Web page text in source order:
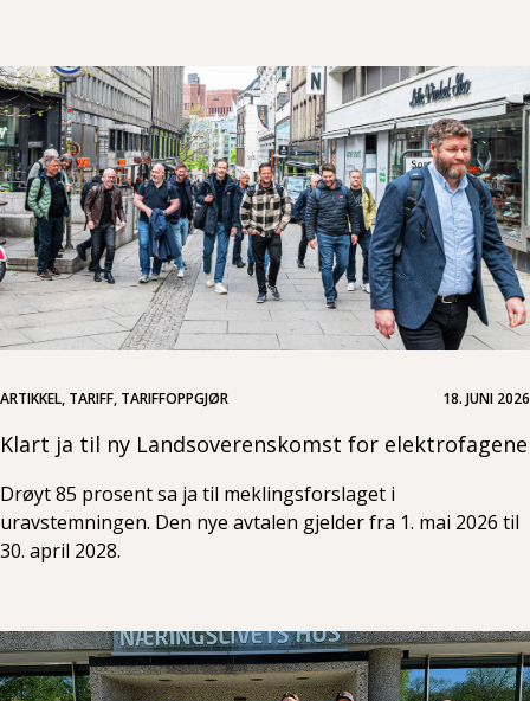
ARTIKKEL, TARIFF, TARIFFOPPGJØR 18. JUNI 2026
Klart ja til ny Landsoverenskomst for elektrofagene
Drøyt 85 prosent sa ja til meklingsforslaget i
uravstemningen. Den nye avtalen gjelder fra 1. mai 2026 til
30. april 2028.